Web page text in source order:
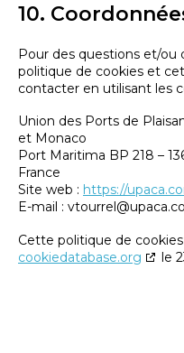
10.
Pour des questions et/ou
politique de cookies et
contacter en utilisant les
Union des Ports de
et Monaco
Port Maritima BP 218 –
France
Site web : https://
E-mail : vtourrel@
Cette politique de
cookiedatabase.org
le